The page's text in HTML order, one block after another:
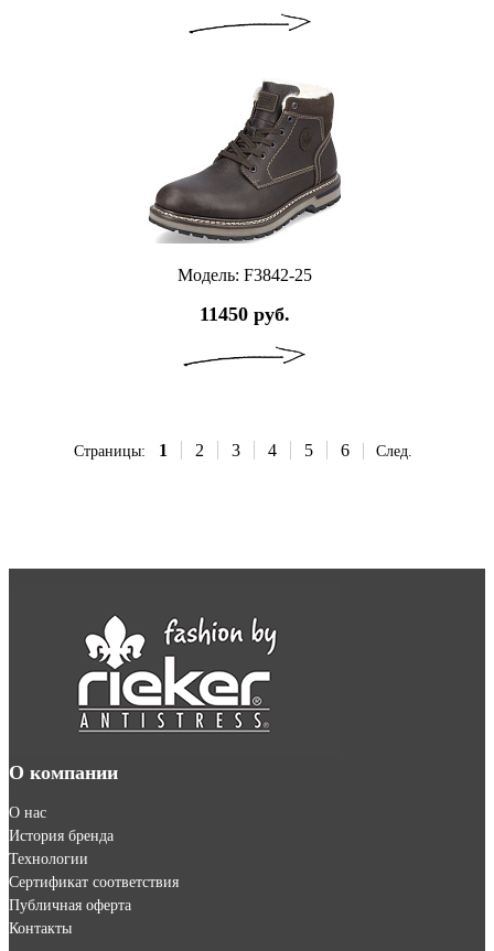
Модель: F3842-25
11450 руб.
Страницы: 1 2 3 4 5 6 След.
О компании
О нас
История бренда
Технологии
Сертификат соответствия
Публичная оферта
Контакты